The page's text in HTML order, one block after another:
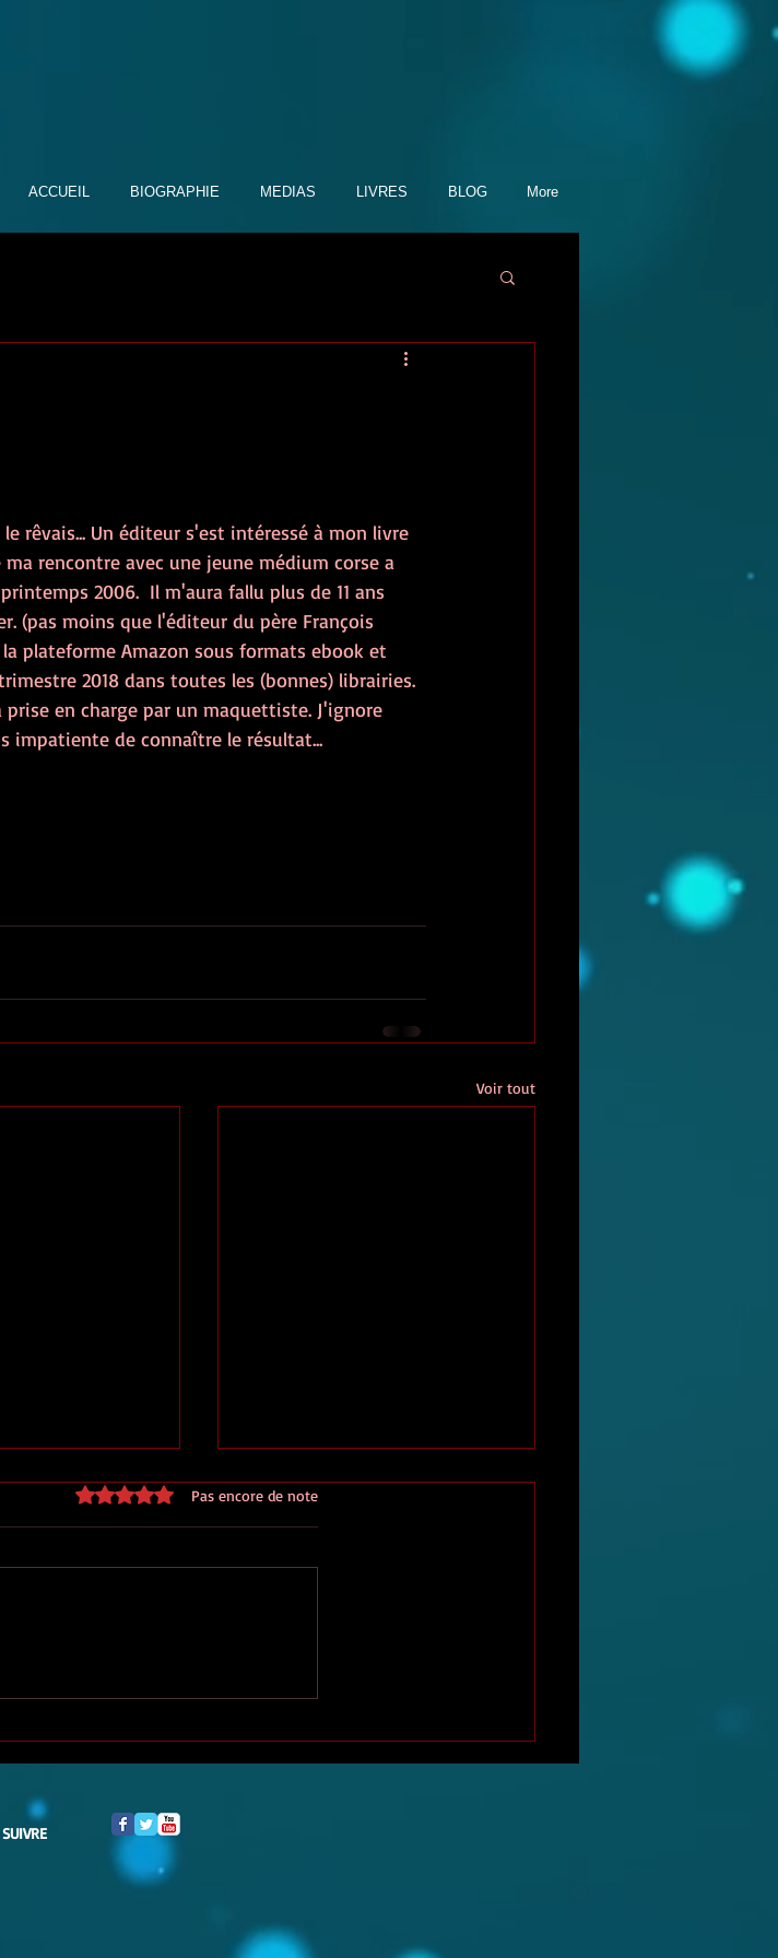
ACCUEIL BIOGRAPHIE MEDIAS LIVRES BLOG More
rêvais... Un éditeur s'est intéressé à mon livre
rencontre avec une jeune médium corse a
2006.  Il m'aura fallu plus de 11 ans
(pas moins que l'éditeur du père François
plateforme Amazon sous formats ebook et
2018 dans toutes les (bonnes) librairies.
en charge par un maquettiste. J'ignore
impatiente de connaître le résultat...
Voir tout
Noté 0 étoile sur 5.Pas encore de note